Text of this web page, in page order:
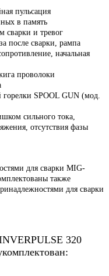
пульсация
в память
сварки и тревог
после сварки, рампа
начальная
проволоки
SPOOL GUN (мод.
сильного тока,
отсутствия фазы
для сварки MIG-
также
для сварки
320